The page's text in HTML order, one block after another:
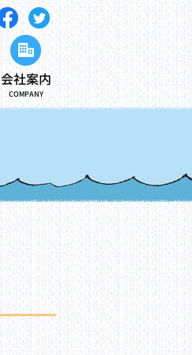
会社案内
COMPANY